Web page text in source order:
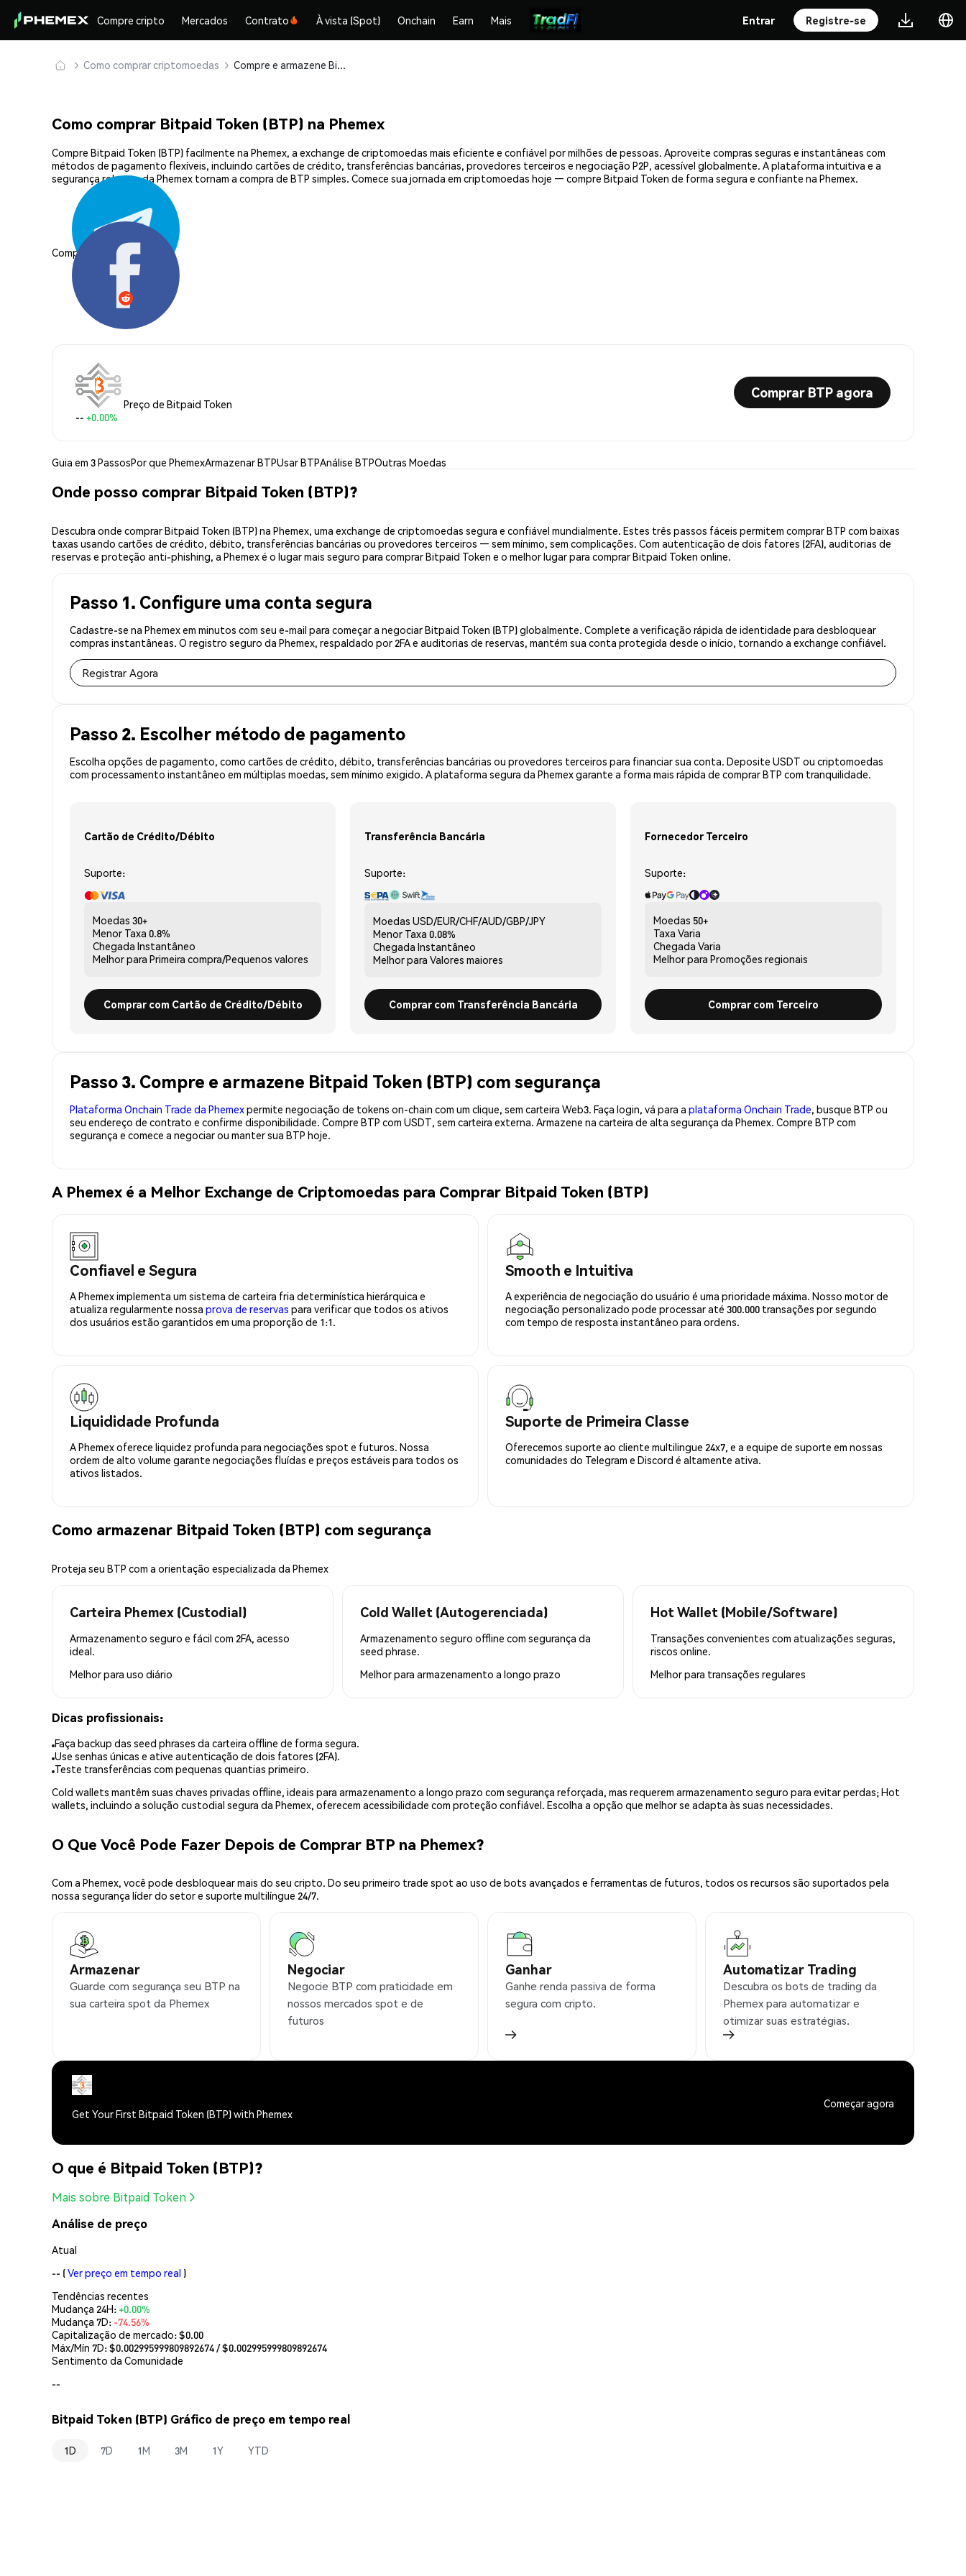
Compre cripto Mercados Contrato À vista (Spot) Onchain Earn Mais Entrar Registre-se
Como comprar criptomoedas Compre e armazene Bitpaid Token (BTP) com segurança
Como comprar Bitpaid Token (BTP) na Phemex
Compre Bitpaid Token (BTP) facilmente na Phemex, a exchange de criptomoedas mais eficiente e confiável por milhões de pessoas. Aproveite compras seguras e instantâneas com
métodos de pagamento flexíveis, incluindo cartões de crédito, transferências bancárias, provedores terceiros e negociação P2P, acessível globalmente. A plataforma intuitiva e a
segurança robusta da Phemex tornam a compra de BTP simples. Comece sua jornada em criptomoedas hoje — compre Bitpaid Token de forma segura e confiante na Phemex.
Compartilhar:
Preço de Bitpaid Token
-- +0.00%
Comprar BTP agora
Guia em 3 PassosPor que PhemexArmazenar BTPUsar BTPAnálise BTPOutras Moedas
Onde posso comprar Bitpaid Token (BTP)?
Descubra onde comprar Bitpaid Token (BTP) na Phemex, uma exchange de criptomoedas segura e confiável mundialmente. Estes três passos fáceis permitem comprar BTP com baixas
taxas usando cartões de crédito, débito, transferências bancárias ou provedores terceiros — sem mínimo, sem complicações. Com autenticação de dois fatores (2FA), auditorias de
reservas e proteção anti-phishing, a Phemex é o lugar mais seguro para comprar Bitpaid Token e o melhor lugar para comprar Bitpaid Token online.
Passo 1. Configure uma conta segura
Cadastre-se na Phemex em minutos com seu e-mail para começar a negociar Bitpaid Token (BTP) globalmente. Complete a verificação rápida de identidade para desbloquear
compras instantâneas. O registro seguro da Phemex, respaldado por 2FA e auditorias de reservas, mantém sua conta protegida desde o início, tornando a exchange confiável.
Registrar Agora
Passo 2. Escolher método de pagamento
Escolha opções de pagamento, como cartões de crédito, débito, transferências bancárias ou provedores terceiros para financiar sua conta. Deposite USDT ou criptomoedas
com processamento instantâneo em múltiplas moedas, sem mínimo exigido. A plataforma segura da Phemex garante a forma mais rápida de comprar BTP com tranquilidade.
Cartão de Crédito/Débito
Suporte:
Moedas 30+
Menor Taxa 0.8%
Chegada Instantâneo
Melhor para Primeira compra/Pequenos valores
Comprar com Cartão de Crédito/Débito
Transferência Bancária
Suporte:
Moedas USD/EUR/CHF/AUD/GBP/JPY
Menor Taxa 0.08%
Chegada Instantâneo
Melhor para Valores maiores
Comprar com Transferência Bancária
Fornecedor Terceiro
Suporte:
Moedas 50+
Taxa Varia
Chegada Varia
Melhor para Promoções regionais
Comprar com Terceiro
Passo 3. Compre e armazene Bitpaid Token (BTP) com segurança
Plataforma Onchain Trade da Phemexpermite negociação de tokens on-chain com um clique, sem carteira Web3. Faça login, vá para a plataforma Onchain Trade, busque BTP ou
seu endereço de contrato e confirme disponibilidade. Compre BTP com USDT, sem carteira externa. Armazene na carteira de alta segurança da Phemex. Compre BTP com
segurança e comece a negociar ou manter sua BTP hoje.
A Phemex é a Melhor Exchange de Criptomoedas para Comprar Bitpaid Token (BTP)
Confiavel e Segura
A Phemex implementa um sistema de carteira fria determinística hierárquica e
atualiza regularmente nossa prova de reservas para verificar que todos os ativos
dos usuários estão garantidos em uma proporção de 1:1.
Smooth e Intuitiva
A experiência de negociação do usuário é uma prioridade máxima. Nosso motor de
negociação personalizado pode processar até 300.000 transações por segundo
com tempo de resposta instantâneo para ordens.
Liquididade Profunda
A Phemex oferece liquidez profunda para negociações spot e futuros. Nossa
ordem de alto volume garante negociações fluídas e preços estáveis para todos os
ativos listados.
Suporte de Primeira Classe
Oferecemos suporte ao cliente multilingue 24x7, e a equipe de suporte em nossas
comunidades do Telegram e Discord é altamente ativa.
Como armazenar Bitpaid Token (BTP) com segurança
Proteja seu BTP com a orientação especializada da Phemex
Carteira Phemex (Custodial)
Armazenamento seguro e fácil com 2FA, acesso
ideal.
Melhor para uso diário
Cold Wallet (Autogerenciada)
Armazenamento seguro offline com segurança da
seed phrase.
Melhor para armazenamento a longo prazo
Hot Wallet (Mobile/Software)
Transações convenientes com atualizações seguras,
riscos online.
Melhor para transações regulares
Dicas profissionais:
Faça backup das seed phrases da carteira offline de forma segura.
Use senhas únicas e ative autenticação de dois fatores (2FA).
Teste transferências com pequenas quantias primeiro.
Cold wallets mantêm suas chaves privadas offline, ideais para armazenamento a longo prazo com segurança reforçada, mas requerem armazenamento seguro para evitar perdas; Hot
wallets, incluindo a solução custodial segura da Phemex, oferecem acessibilidade com proteção confiável. Escolha a opção que melhor se adapta às suas necessidades.
O Que Você Pode Fazer Depois de Comprar BTP na Phemex?
Com a Phemex, você pode desbloquear mais do seu cripto. Do seu primeiro trade spot ao uso de bots avançados e ferramentas de futuros, todos os recursos são suportados pela
nossa segurança líder do setor e suporte multilíngue 24/7.
Armazenar
Guarde com segurança seu BTP na
sua carteira spot da Phemex
Negociar
Negocie BTP com praticidade em
nossos mercados spot e de
futuros
Ganhar
Ganhe renda passiva de forma
segura com cripto.
Automatizar Trading
Descubra os bots de trading da
Phemex para automatizar e
otimizar suas estratégias.
Get Your First Bitpaid Token (BTP) with Phemex
Começar agora
O que é Bitpaid Token (BTP)?
Mais sobre Bitpaid Token
Análise de preço
Atual
-- (Ver preço em tempo real )
Tendências recentes
Mudança 24H:+0.00%
Mudança 7D: -74.56%
Capitalização de mercado:$0.00
Máx/Mín 7D: $0.002995999809892674/ $0.002995999809892674
Sentimento da Comunidade
--
Bitpaid Token (BTP) Gráfico de preço em tempo real
1D 7D 1M 3M 1Y YTD